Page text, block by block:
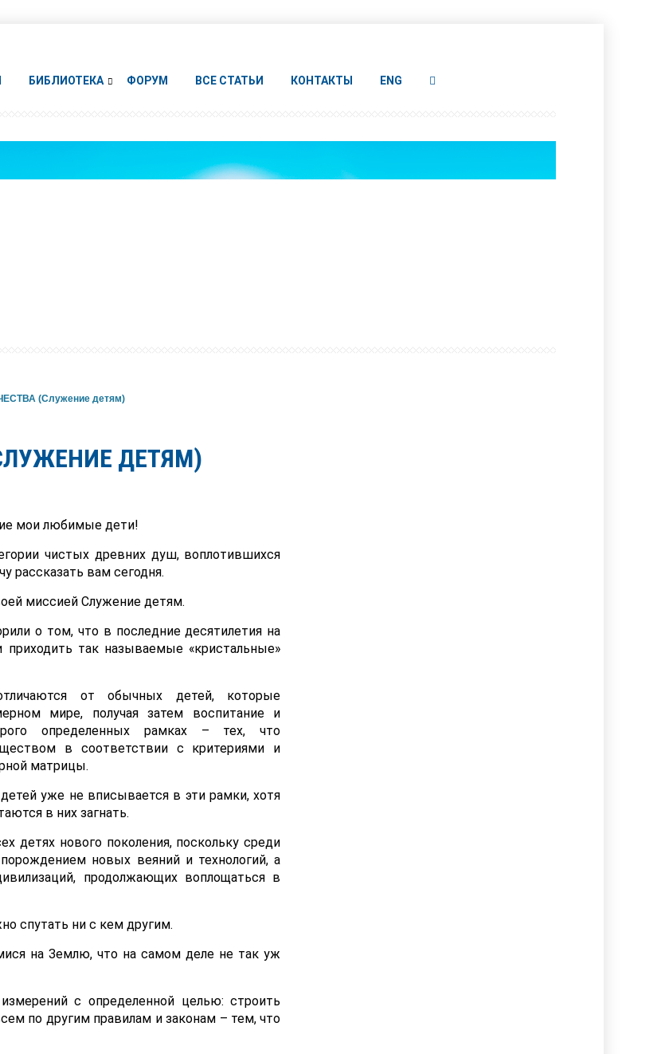
БИБЛИОТЕКА ФОРУМ ВСЕ СТАТЬИ КОНТАКТЫ ENG
(Служение детям)
ДЕТЯМ)
мои любимые дети!
чистых древних душ, воплотившихся
рассказать вам сегодня.
миссией Служение детям.
о том, что в последние десятилетия на
приходить так называемые «кристальные»
от обычных детей, которые
мире, получая затем воспитание и
определенных рамках – тех, что
в соответствии с критериями и
матрицы.
уже не вписывается в эти рамки, хотя
в них загнать.
детях нового поколения, поскольку среди
новых веяний и технологий, а
продолжающих воплощаться в
спутать ни с кем другим.
на Землю, что на самом деле не так уж
с определенной целью: строить
по другим правилам и законам – тем, что